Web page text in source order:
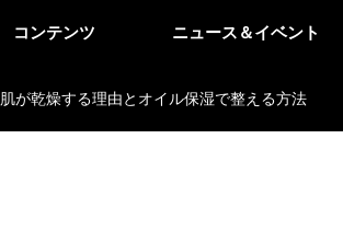
コンテンツ ニュース＆イベント
が乾燥する理由とオイル保湿で整える方法